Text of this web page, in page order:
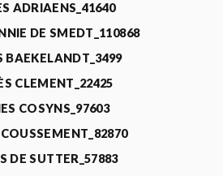
ADRIAENS_41640
DE SMEDT_110868
BAEKELANDT_3499
CLEMENT_22425
COSYNS_97603
DE SUTTER_57883